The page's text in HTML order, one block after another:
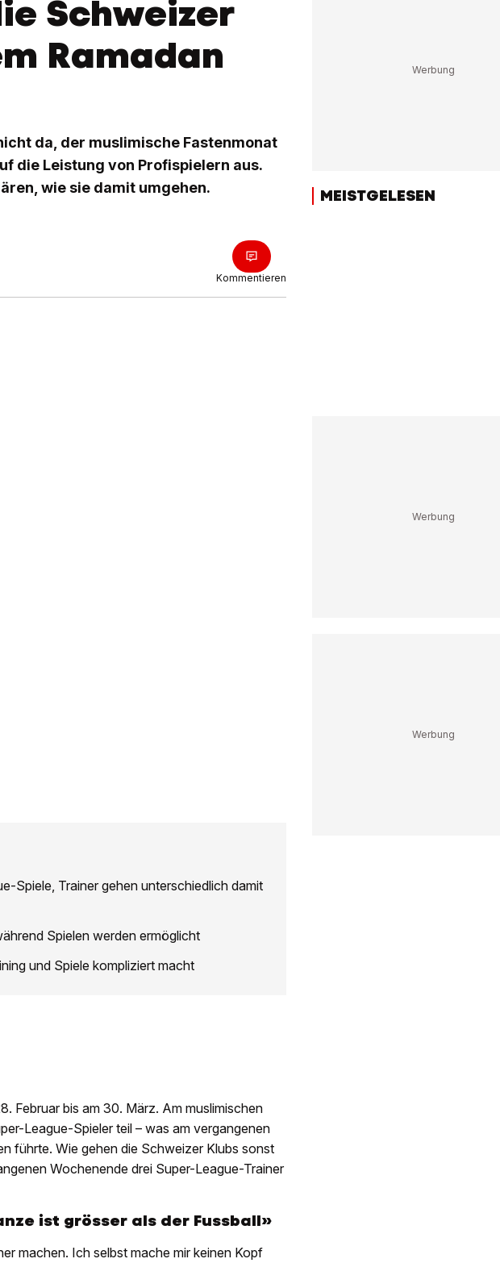
Schweizer
Ramadan
da, der muslimische Fastenmonat
die Leistung von Profispielern aus.
wie sie damit umgehen.
Kommentieren
Spiele, Trainer gehen unterschiedlich damit
Spielen werden ermöglicht
und Spiele kompliziert macht
Februar bis am 30. März. Am muslimischen
League-Spieler teil – was am vergangenen
führte. Wie gehen die Schweizer Klubs sonst
Wochenende drei Super-League-Trainer
ist grösser als der Fussball»
machen. Ich selbst mache mir keinen Kopf
MEISTGELESEN